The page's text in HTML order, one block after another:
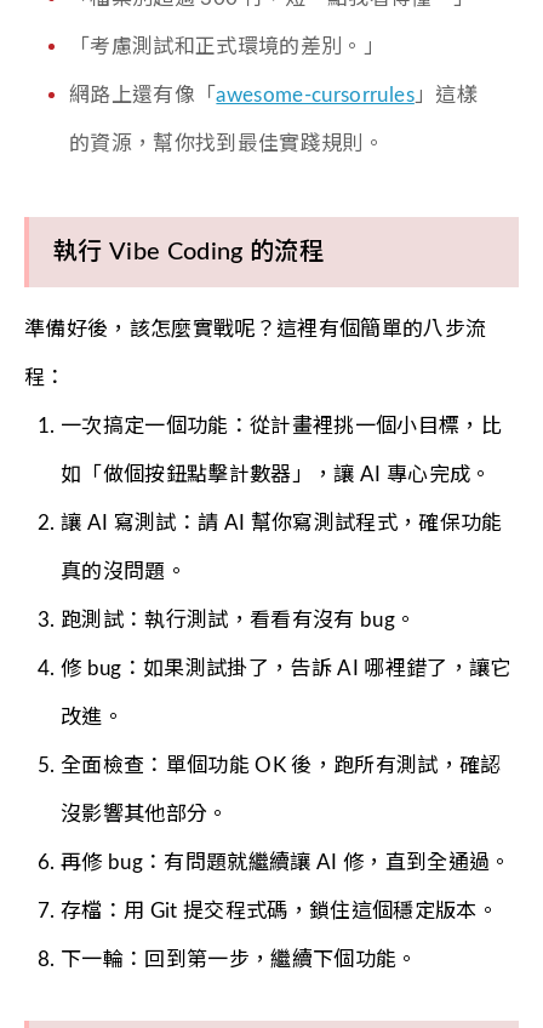
「考慮測試和正式環境的差別。」
網路上還有像「awesome-cursorrules」這樣
的資源，幫你找到最佳實踐規則。
執行 Vibe Coding 的流程
準備好後，該怎麼實戰呢？這裡有個簡單的八步流
程：
一次搞定一個功能：從計畫裡挑一個小目標，比
如「做個按鈕點擊計數器」，讓 AI 專心完成。
讓 AI 寫測試：請 AI 幫你寫測試程式，確保功能
真的沒問題。
跑測試：執行測試，看看有沒有 bug。
修 bug：如果測試掛了，告訴 AI 哪裡錯了，讓它
改進。
全面檢查：單個功能 OK 後，跑所有測試，確認
沒影響其他部分。
再修 bug：有問題就繼續讓 AI 修，直到全通過。
存檔：用 Git 提交程式碼，鎖住這個穩定版本。
下一輪：回到第一步，繼續下個功能。